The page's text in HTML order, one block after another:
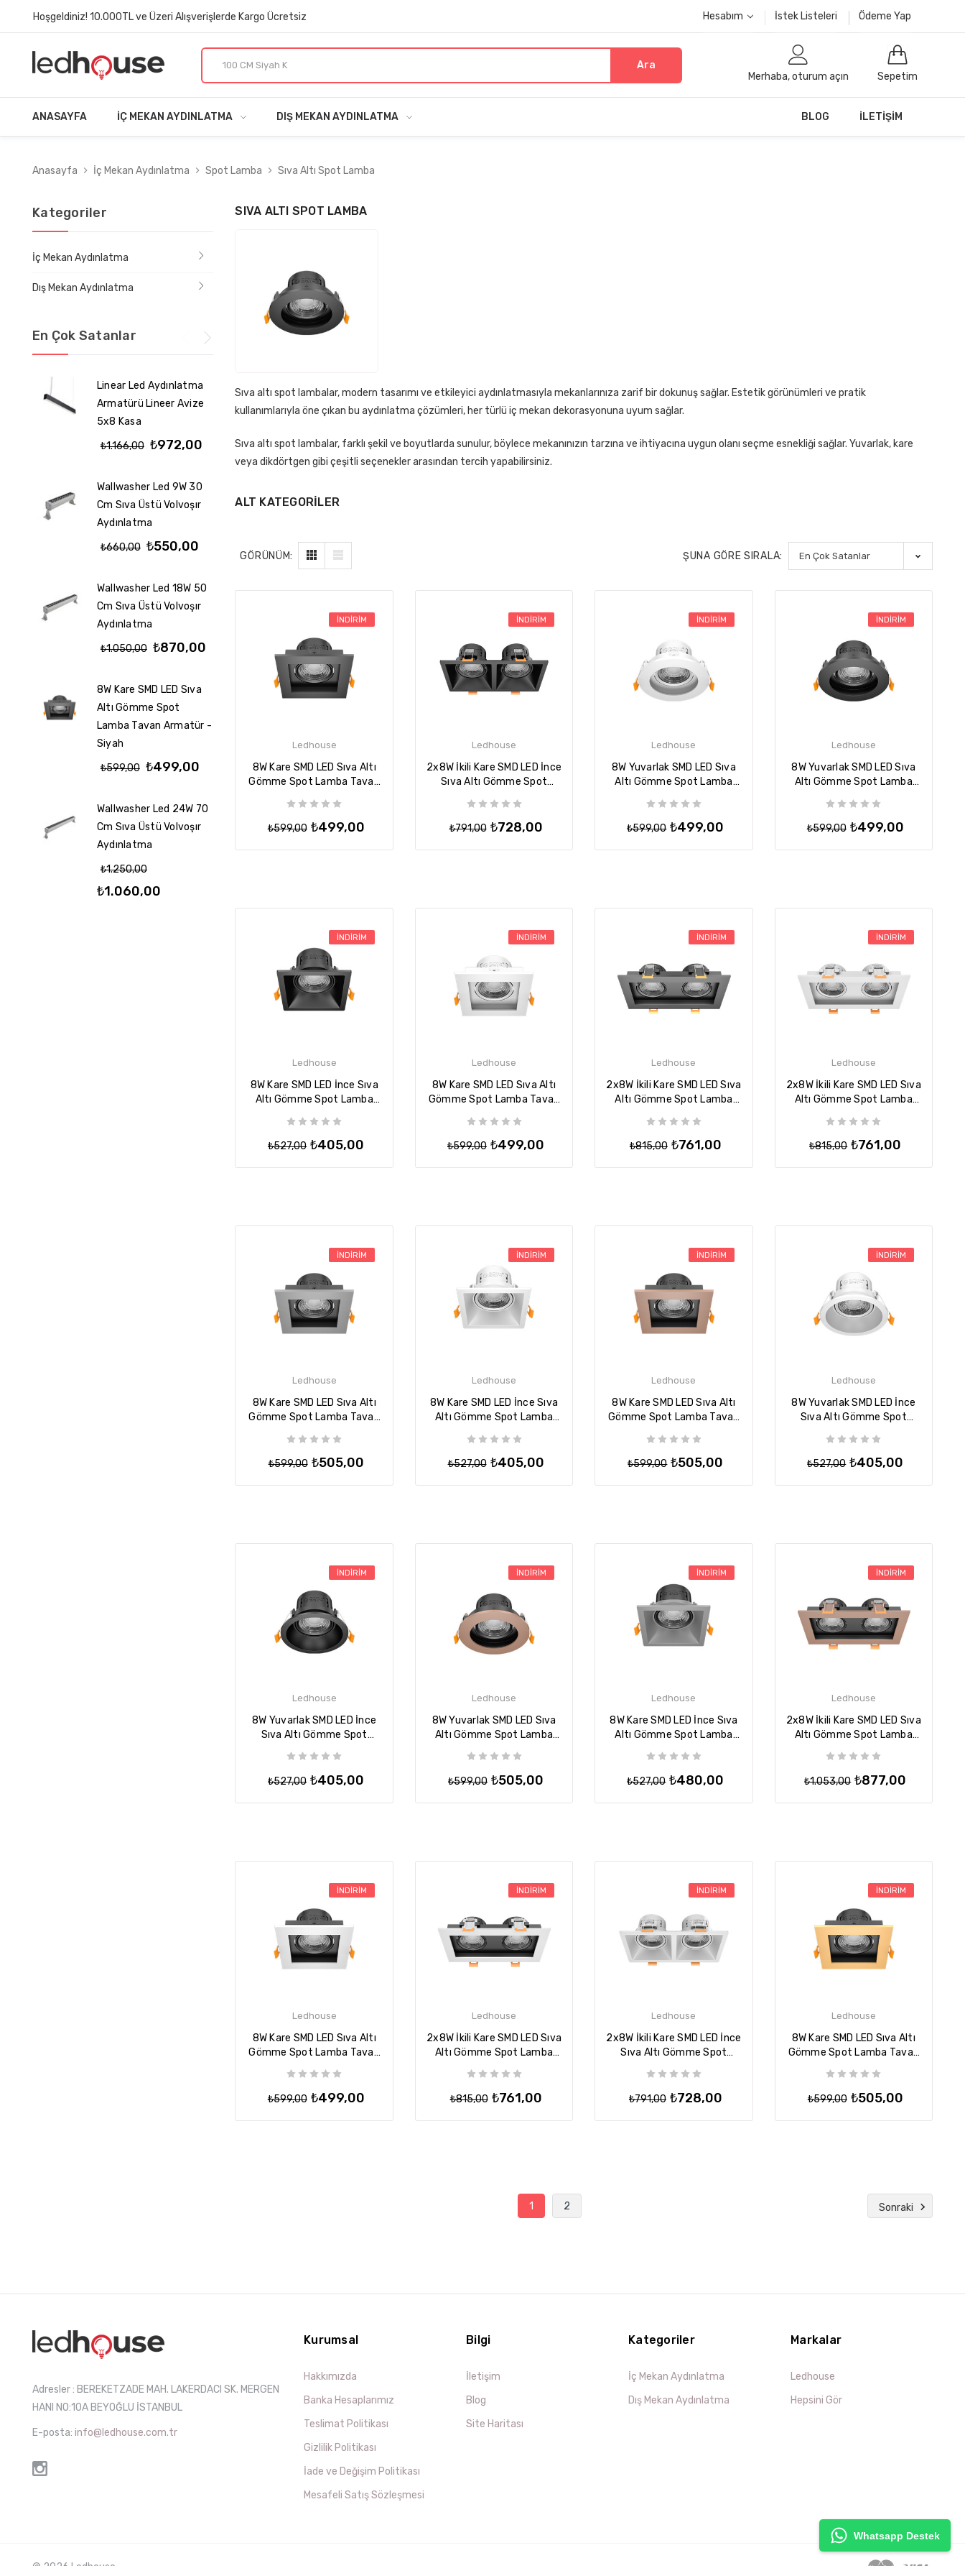
Whatsapp Destek
Hoşgeldiniz! 10.000TL ve Üzeri Alışverişlerde Kargo Ücretsiz Hesabım İstek Listeleri Ödeme Yap
Ara
Merhaba, oturum açın
Sepetim
ANASAYFA İÇ MEKAN AYDINLATMA DIŞ MEKAN AYDINLATMA İLETIŞIM
BLOG
Anasayfa İç Mekan Aydınlatma Spot Lamba Sıva Altı Spot Lamba
Kategoriler
İç Mekan Aydınlatma
Dış Mekan Aydınlatma
En Çok Satanlar
Linear Led Aydınlatma
Armatürü Lineer Avize
5x8 Kasa
₺1.166,00 ₺972,00
Wallwasher Led 9W 30
Cm Sıva Üstü Volvoşır
Aydınlatma
₺660,00 ₺550,00
Wallwasher Led 18W 50
Cm Sıva Üstü Volvoşır
Aydınlatma
₺1.050,00 ₺870,00
8W Kare SMD LED Sıva
Altı Gömme Spot
Lamba Tavan Armatür -
Siyah
₺599,00 ₺499,00
Wallwasher Led 24W 70
Cm Sıva Üstü Volvoşır
Aydınlatma
₺1.250,00
₺1.060,00
Wallwasher Led 3W 10
Cm Sıva Üstü Volvoşır
₺560,00 ₺345,00
Led Aydınlatma
Lineer
₺1.054,00
Wallwasher Led 36W 100
Cm Sıva Üstü Volvoşır
Aydınlatma
₺1.850,00
Cm Sıva Üstü Volvoşır
Aydınlatma
SIVA ALTI SPOT LAMBA
Sıva altı spot lambalar, modern tasarımı ve etkileyici aydınlatmasıyla mekanlarınıza zarif bir dokunuş sağlar. Estetik görünümleri ve pratik
kullanımlarıyla öne çıkan bu aydınlatma çözümleri, her türlü iç mekan dekorasyonuna uyum sağlar.
Sıva altı spot lambalar, farklı şekil ve boyutlarda sunulur, böylece mekanınızın tarzına ve ihtiyacına uygun olanı seçme esnekliği sağlar. Yuvarlak, kare
veya dikdörtgen gibi çeşitli seçenekler arasından tercih yapabilirsiniz.
ALT KATEGORILER
GÖRÜNÜM: ŞUNA GÖRE SIRALA:
İNDIRIM
Ledhouse
8W Kare SMD LED Sıva Altı
Gömme Spot Lamba Tavan
₺599,00 ₺499,00
İNDIRIM
Ledhouse
2x8W İkili Kare SMD LED İnce
Sıva Altı Gömme Spot
Siyah
₺791,00 ₺728,00
İNDIRIM
Ledhouse
8W Yuvarlak SMD LED Sıva
Altı Gömme Spot Lamba
₺599,00 ₺499,00
İNDIRIM
Ledhouse
8W Yuvarlak SMD LED Sıva
Altı Gömme Spot Lamba
₺599,00 ₺499,00
İNDIRIM
Ledhouse
8W Kare SMD LED İnce Sıva
Altı Gömme Spot Lamba
₺527,00 ₺405,00
İNDIRIM
Ledhouse
8W Kare SMD LED Sıva Altı
Gömme Spot Lamba Tavan
₺599,00 ₺499,00
İNDIRIM
Ledhouse
2x8W İkili Kare SMD LED Sıva
Altı Gömme Spot Lamba
₺815,00 ₺761,00
İNDIRIM
Ledhouse
2x8W İkili Kare SMD LED Sıva
Altı Gömme Spot Lamba
₺815,00 ₺761,00
İNDIRIM
Ledhouse
8W Kare SMD LED Sıva Altı
Gömme Spot Lamba Tavan
₺599,00 ₺505,00
İNDIRIM
Ledhouse
8W Kare SMD LED İnce Sıva
Altı Gömme Spot Lamba
₺527,00 ₺405,00
İNDIRIM
Ledhouse
8W Kare SMD LED Sıva Altı
Gömme Spot Lamba Tavan
₺599,00 ₺505,00
İNDIRIM
Ledhouse
8W Yuvarlak SMD LED İnce
Sıva Altı Gömme Spot
Beyaz
₺527,00 ₺405,00
İNDIRIM
Ledhouse
8W Yuvarlak SMD LED İnce
Sıva Altı Gömme Spot
Lamba Tavan Armatür -
Siyah
₺527,00 ₺405,00
İNDIRIM
Ledhouse
8W Yuvarlak SMD LED Sıva
Altı Gömme Spot Lamba
Tavan Armatür - Rose
₺599,00 ₺505,00
İNDIRIM
Ledhouse
8W Kare SMD LED İnce Sıva
Altı Gömme Spot Lamba
Tavan Armatür - Titanium
₺527,00 ₺480,00
İNDIRIM
Ledhouse
2x8W İkili Kare SMD LED Sıva
Altı Gömme Spot Lamba
Tavan Armatür - Rose
₺1.053,00 ₺877,00
İNDIRIM
Ledhouse
8W Kare SMD LED Sıva Altı
Gömme Spot Lamba Tavan
Armatür - (Siyah-Beyaz)
₺599,00 ₺499,00
İNDIRIM
Ledhouse
2x8W İkili Kare SMD LED Sıva
Altı Gömme Spot Lamba
Tavan Armatür - (Siyah-
Beyaz)
₺815,00 ₺761,00
İNDIRIM
Ledhouse
2x8W İkili Kare SMD LED İnce
Sıva Altı Gömme Spot
Lamba Tavan Armatür -
Beyaz
₺791,00 ₺728,00
İNDIRIM
Ledhouse
8W Kare SMD LED Sıva Altı
Gömme Spot Lamba Tavan
Armatür - Gold
₺599,00 ₺505,00
1 2 Sonraki
Adresler : BEREKETZADE MAH. LAKERDACI SK. MERGEN
HANI NO:10A BEYOĞLU İSTANBUL
E-posta: info@ledhouse.com.tr
Kurumsal
Hakkımızda
Banka Hesaplarımız
Teslimat Politikası
Gizlilik Politikası
İade ve Değişim Politikası
Mesafeli Satış Sözleşmesi
Bilgi
İletişim
Blog
Site Haritası
Kategoriler
İç Mekan Aydınlatma
Dış Mekan Aydınlatma
Markalar
Ledhouse
Hepsini Gör
© 2026 Ledhouse